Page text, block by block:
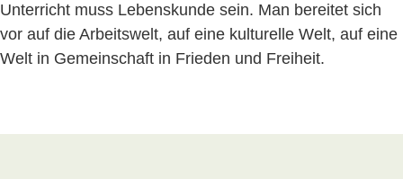
Unterricht muss Lebenskunde sein. Man bereitet sich
vor auf die Arbeitswelt, auf eine kulturelle Welt, auf eine
Welt in Gemeinschaft in Frieden und Freiheit.